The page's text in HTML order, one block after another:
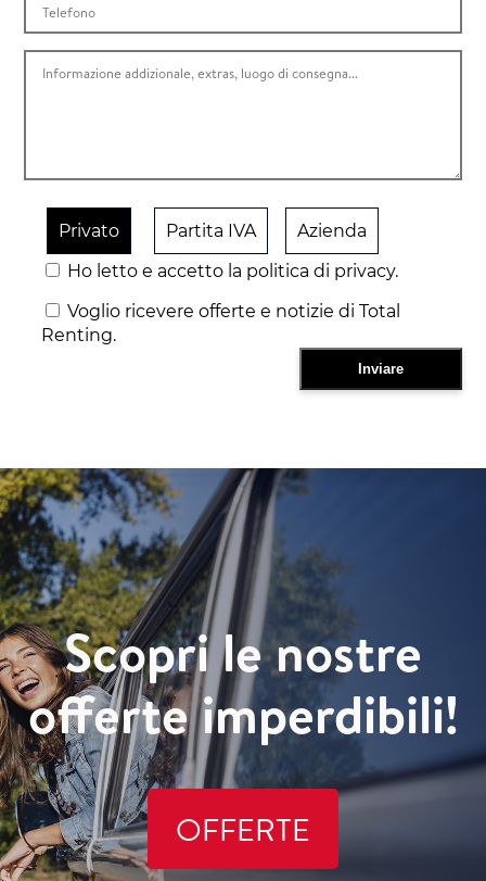
Privato Partita IVA
Azienda
Ho letto e accetto la politica di privacy.
Voglio ricevere offerte e notizie di Total
Renting.
Scopri le nostre
offerte imperdibili!
OFFERTE